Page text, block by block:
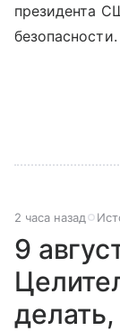
президента
безопасности.
2 часа назад
9
делать,